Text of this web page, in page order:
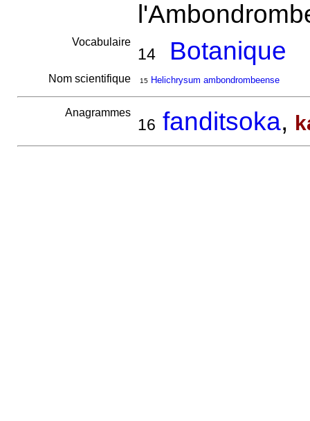
Vocabulaire
14 Botanique
Nom scientifique 15 Helichrysum ambondrombeense
Anagrammes
16 fanditsoka,